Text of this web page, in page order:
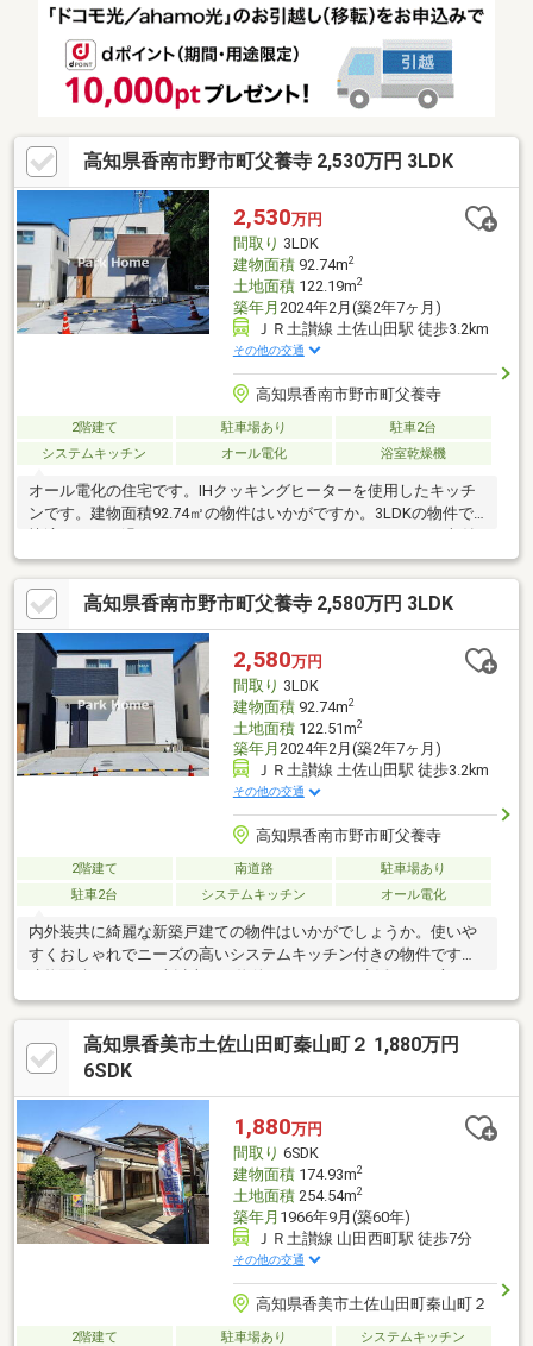
優しく安全なお家。間取りはリビングに階段を設け家族が自然と
した居住スペースを実現できます。入居後すぐに必要になるエア
コン、照明器具は設置済。即入居が可能です。
高知県香南市野市町父養寺 2,530万円 3LDK
2,530万円
間取り 3LDK
建物面積92.74m2
土地面積122.19m2
築年月 2024年2月(築2年7ヶ月)
ＪＲ土讃線 土佐山田駅 徒歩3.2km
その他の交通
高知県香南市野市町父養寺
2階建て 駐車場あり
駐車2台
システムキッチン
オール電化 浴室乾燥機
オール電化の住宅です。IHクッキングヒーターを使用したキッチ
ンです。建物面積92.74㎡の物件はいかがですか。3LDKの物件で
快適な日々を過ごしましょう。ウォークインクローゼットは収納
スペースが広いので様々な種類の服をしまうことができ、季節の
変わり目でも安心です。来訪者を確認できる、TVインターホン付
きです。浴室乾燥機付きの物件は、乾燥機で浴室を乾燥させるこ
とができるのでカビの繁殖を防ぐことに役立ちます。
高知県香南市野市町父養寺 2,580万円 3LDK
2,580万円
間取り 3LDK
建物面積92.74m2
土地面積122.51m2
築年月 2024年2月(築2年7ヶ月)
ＪＲ土讃線 土佐山田駅 徒歩3.2km
その他の交通
高知県香南市野市町父養寺
2階建て 南道路
駐車場あり
駐車2台
システムキッチン オール電化
内外装共に綺麗な新築戸建ての物件はいかがでしょうか。使いや
すくおしゃれでニーズの高いシステムキッチン付きの物件です。
かがでしょうか。浴室は冷めた湯を再び沸かせる追焚機能が付い
ています。住環境の良い区画整理地内なのでとても魅力がありま
す。玄関ポーチがあるため、雨に濡れにくい状態で傘を開けま
す。家族におすすめな3LDK。設備も充実しています。
高知県香美市土佐山田町秦山町２ 1,880万円
6SDK
1,880万円
間取り 6SDK
建物面積174.93m2
土地面積254.54m2
築年月 1966年9月(築60年)
ＪＲ土讃線 山田西町駅 徒歩7分
その他の交通
高知県香美市土佐山田町秦山町２
2階建て 駐車場あり システムキッチン